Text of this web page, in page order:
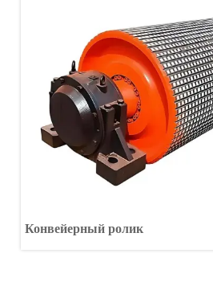
Конвейерный ролик